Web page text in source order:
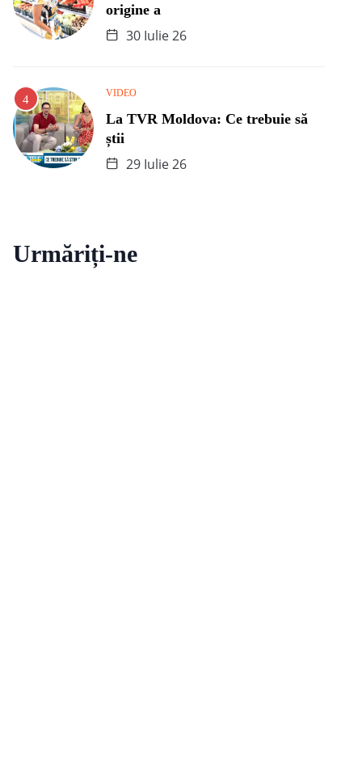
origine a
30 Iulie 26
VIDEO
La TVR Moldova: Ce trebuie să
știi
29 Iulie 26
Urmăriți-ne